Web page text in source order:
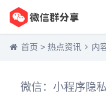
首页 > 热点资讯 内
微信：小程序隐